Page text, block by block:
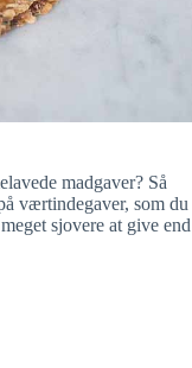
madgaver? Så
værtindegaver, som du
sjovere at give end